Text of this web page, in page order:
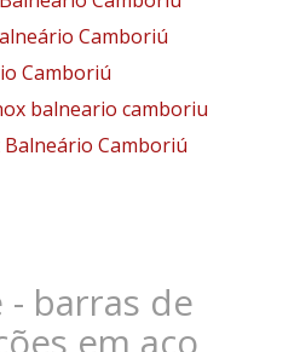
Camboriú
Camboriú
balneario camboriu
Camboriú
- barras de
em aço